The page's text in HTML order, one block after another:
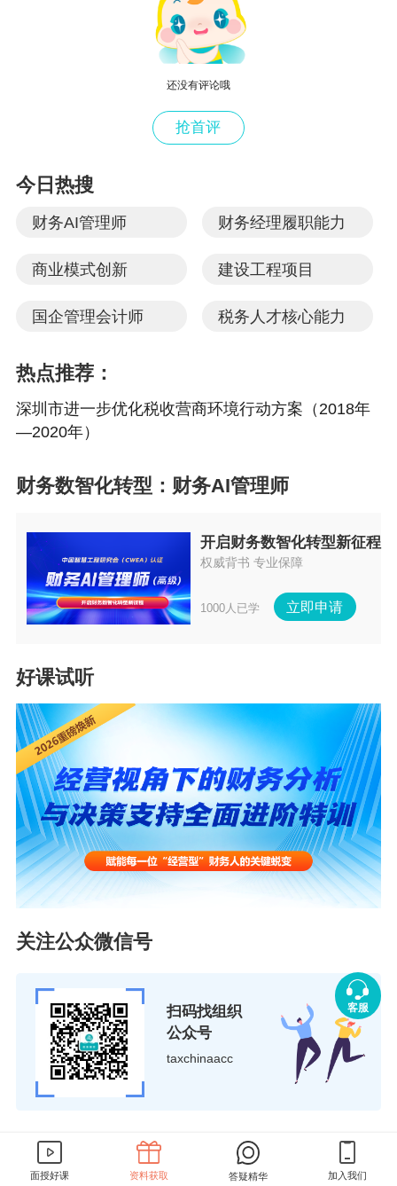
越南目前设有企业所得税、增值税、个人所得
税、预提所得税、特别消费税、非农业用地使用
税、营业牌照税、社会保障税、进出口税、环境
保护税、资源税等税种，每个税种均配套了相应
税收优惠政策。其中，值得特别关注的是越南为
特殊区域提供了企业所得税方面优惠政策，涵盖
的经营活动中获得收入的第一年起适用优惠税
具体详见下表：
三、越南实施全球最低税政策
定征收额外企业所得税以防止全球税基侵蚀的决
议》（第44号，以下简称“《决议》”）。该《决
议》已于2024年1月1日起生效，共有8条和1个附
件。《决议》规定：
1.该《决议》的适用范围为在连续4个财年中的至
少2个财年合并收入为7.5亿欧元或以上的跨国企
业（MNE）集团；
2.额外企业所得税的适用：对在越南投资的MNE
成员实体或成员实体合格国内最低补足税（QDM
3.收入纳入规则适用于越南的集团最终母公司、
部分持股母公司和中间母公司，这些公司是MNE
成员实体，并在财年的任何时候根据全球最低税
规定直接或间接拥有外国低税成员实体的所有
4.设定15%的最低公司税税率；
还没有评论哦
抢首评
今日热搜
财务AI管理师 财务经理履职能力
商业模式创新 建设工程项目
国企管理会计师 税务人才核心能力
热点推荐：
深圳市进一步优化税收营商环境行动方案（2018年
—2020年）
财务数智化转型：财务AI管理师
开启财务数智化转型新征程
权威背书 专业保障
1000人已学 立即申请
好课试听
关注公众微信号
扫码找组织
公众号
taxchinaacc
有奖原创征稿
面授好课 资料获取 答疑精华 加入我们
客服